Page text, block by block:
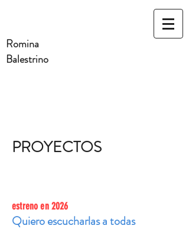
Romina
Balestrino
PROYECTOS
Quiero escucharlas a todas
estreno en 2026